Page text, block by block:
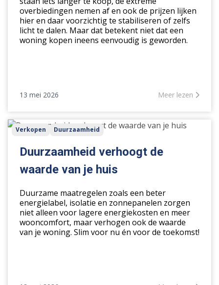
overbiedingen nemen af en ook de prijzen lijken
hier en daar voorzichtig te stabiliseren of zelfs
licht te dalen. Maar dat betekent niet dat een
woning kopen ineens eenvoudig is geworden.
13 mei 2026 Meer lezen
Duurzaamheid
verhoogt
van
huis
Verkopen Duurzaamheid
Duurzaamheid verhoogt de
waarde van je huis
Duurzame maatregelen zoals een beter
energielabel, isolatie en zonnepanelen zorgen
niet alleen voor lagere energiekosten en meer
wooncomfort, maar verhogen ook de waarde
van je woning. Slim voor nu én voor de toekomst!